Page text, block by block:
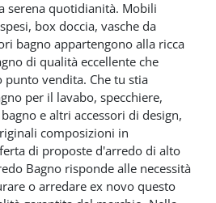
serena quotidianità. Mobili
box doccia, vasche da
bagno appartengono alla ricca
di qualità eccellente che
vendita. Che tu stia
per il lavabo, specchiere,
e altri accessori di design,
composizioni in
di proposte d'arredo di alto
Bagno risponde alle necessità
o arredare ex novo questo